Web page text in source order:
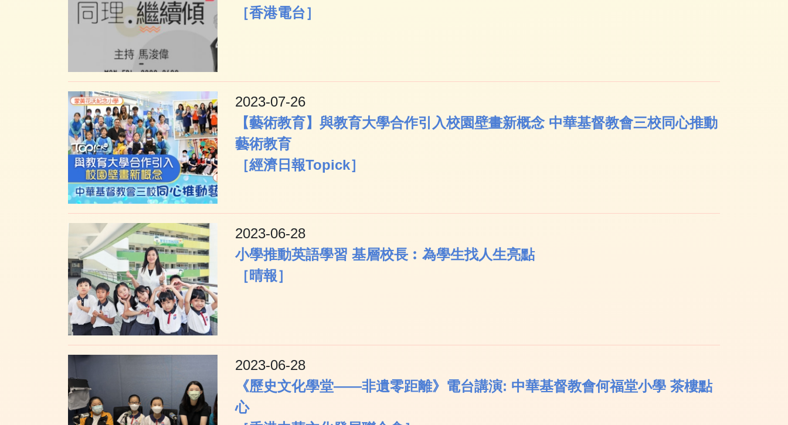
［香港電台］
2023-07-26
【藝術教育】與教育大學合作引入校園壁畫新概念 中華基督教會三校同心推動
藝術教育
［經濟日報Topick］
2023-06-28
小學推動英語學習 基層校長︰為學生找人生亮點
［晴報］
2023-06-28
《歷史文化學堂——非遺零距離》電台講演: 中華基督教會何福堂小學 茶樓點
心